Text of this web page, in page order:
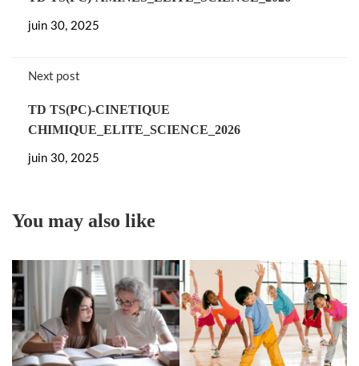
juin 30, 2025
Next post
TD TS(PC)-CINETIQUE
CHIMIQUE_ELITE_SCIENCE_2026
juin 30, 2025
You may also like